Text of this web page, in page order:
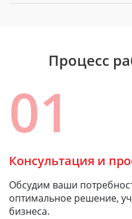
Процесс
01
Консультация и
Обсудим ваши
оптимальное решение,
бизнеса.